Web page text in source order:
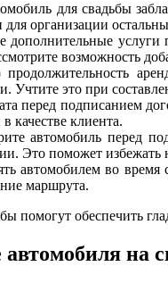
для свадьбы
организации
возможность
Учтите это при
перед подписанием
качестве клиента.
автомобиль перед
Это поможет избежать
автомобилем во
маршрута.
помогут обеспечить
на